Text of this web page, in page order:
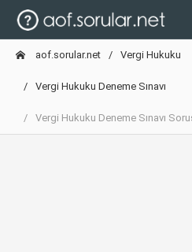
aof.sorular.net Vergi Hukuku
Vergi Hukuku Deneme Sınavı
Vergi Hukuku Deneme Sınavı